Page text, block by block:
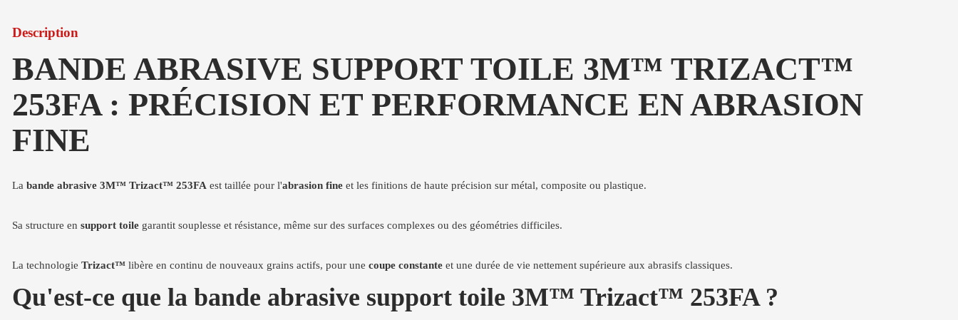
Description
BANDE ABRASIVE SUPPORT TOILE 3M™ TRIZACT™
253FA : PRÉCISION ET PERFORMANCE EN ABRASION
FINE
La bande abrasive 3M™ Trizact™ 253FA est taillée pour l'abrasion fine et les finitions de haute précision sur métal, composite ou plastique.
Sa structure en support toile garantit souplesse et résistance, même sur des surfaces complexes ou des géométries difficiles.
La technologie Trizact™ libère en continu de nouveaux grains actifs, pour une coupe constante et une durée de vie nettement supérieure aux abrasifs classiques.
Qu'est-ce que la bande abrasive support toile 3M™ Trizact™ 253FA ?